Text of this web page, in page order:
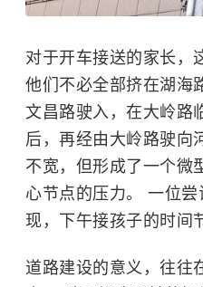
对于开车接送的家长，
他们不必全部挤在湖海
文昌路驶入，在大岭路
后，再经由大岭路驶向
不宽，但形成了一个微
心节点的压力。 一位
现，下午接孩子的时间
道路建设的意义，往往